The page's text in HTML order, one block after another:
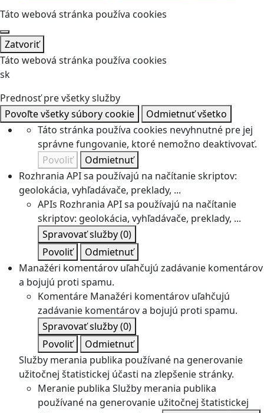
Táto webová stránka používa cookies
Zatvoriť
Táto webová stránka používa cookies
sk
Prednosť pre všetky služby
Povoľte všetky súbory cookie
Odmietnuť všetko
Táto stránka používa cookies nevyhnutné pre jej
správne fungovanie, ktoré nemožno deaktivovať.
Povoliť
Odmietnuť
Rozhrania API sa používajú na načítanie skriptov:
geolokácia, vyhľadávače, preklady, ...
APIs Rozhrania API sa používajú na načítanie
skriptov: geolokácia, vyhľadávače, preklady, ...
Spravovať služby(0)
Povoliť
Odmietnuť
Manažéri komentárov uľahčujú zadávanie komentárov
a bojujú proti spamu.
Komentáre Manažéri komentárov uľahčujú
zadávanie komentárov a bojujú proti spamu.
Spravovať služby(0)
Povoliť
Odmietnuť
Služby merania publika používané na generovanie
užitočnej štatistickej účasti na zlepšenie stránky.
Meranie publika Služby merania publika
používané na generovanie užitočnej štatistickej